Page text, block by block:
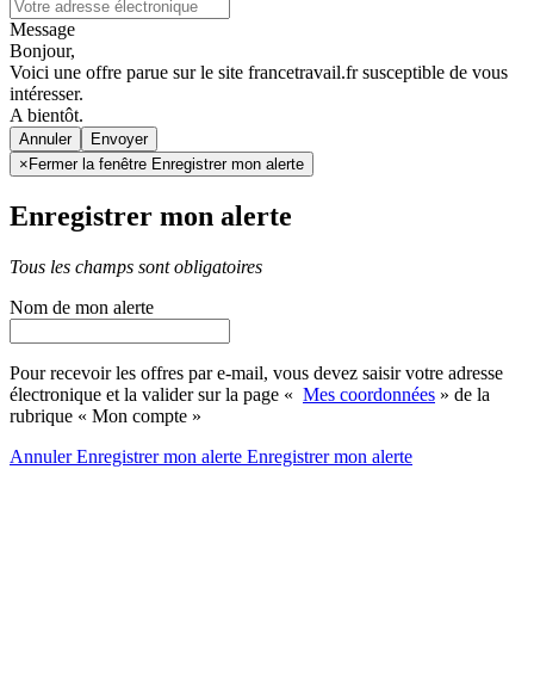
Message
Bonjour,
Voici une offre parue sur le site francetravail.fr susceptible de vous
intéresser.
A bientôt.
Annuler
× Fermer la fenêtre Enregistrer mon alerte
Enregistrer mon alerte
Tous les champs sont obligatoires
Nom de mon alerte
Pour recevoir les offres par e-mail, vous devez saisir votre adresse
électronique et la valider sur la page « Mes coordonnées » de la
rubrique « Mon compte »
AnnulerEnregistrer mon alerte Enregistrermon alerte